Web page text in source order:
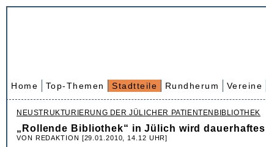
Home Top-Themen Stadtteile Rundherum Vereine
NEUSTRUKTURIERUNG DER JÜLICHER PATIENTENBIBLIOTHEK
„Rollende Bibliothek“ in Jülich wird
VON REDAKTION [29.01.2010, 14.12 UHR]